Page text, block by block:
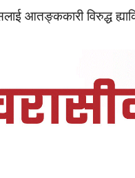
आतङ्ककारी विरुद्ध